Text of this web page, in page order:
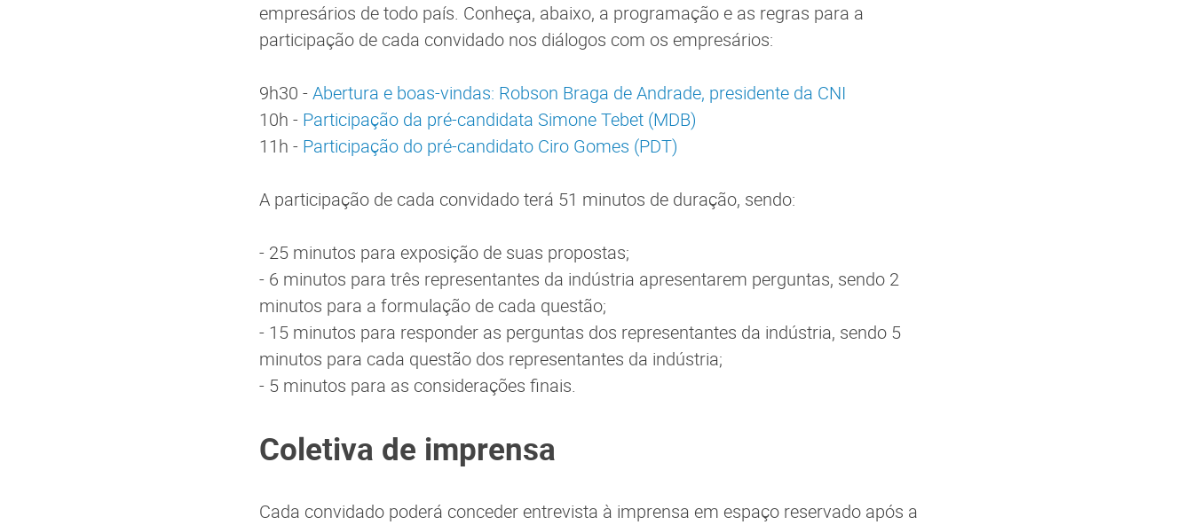
empresários de todo país. Conheça, abaixo, a programação e as regras para a
participação de cada convidado nos diálogos com os empresários:
9h30 -Abertura e boas-vindas: Robson Braga de Andrade, presidente da CNI
10h - Participação da pré-candidata Simone Tebet (MDB)
11h - Participação do pré-candidato Ciro Gomes (PDT)
A participação de cada convidado terá 51 minutos de duração, sendo:
- 25 minutos para exposição de suas propostas;
- 6 minutos para três representantes da indústria apresentarem perguntas, sendo 2
minutos para a formulação de cada questão;
- 15 minutos para responder as perguntas dos representantes da indústria, sendo 5
minutos para cada questão dos representantes da indústria;
- 5 minutos para as considerações finais.
Coletiva de imprensa
Cada convidado poderá conceder entrevista à imprensa em espaço reservado após a